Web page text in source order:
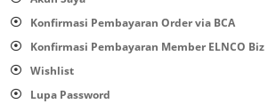
Konfirmasi Pembayaran Order via BCA
Konfirmasi Pembayaran Member ELNCO Biz
Wishlist
Lupa Password